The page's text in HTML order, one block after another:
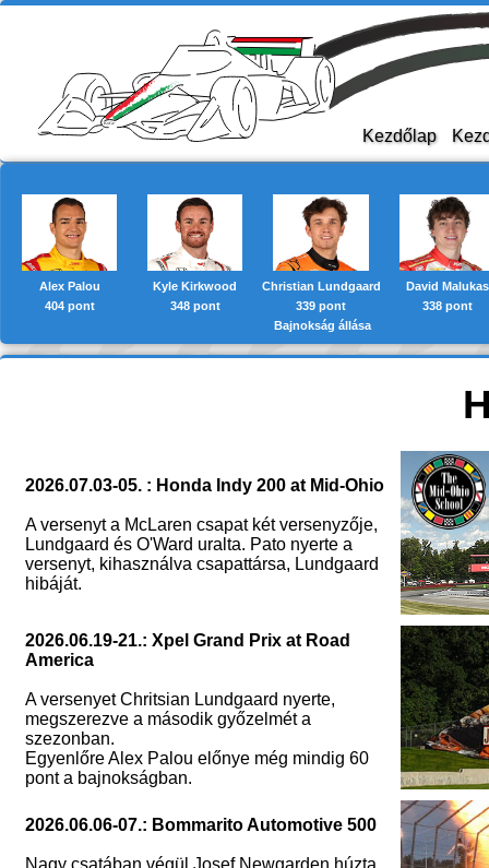
Kezdőlap
Alex Palou Kyle Kirkwood Christian Lundgaard
David Malukas
404 pont
348 pont 339 pont
338 pont
Bajnokság állása
2026.07.03-05. : Honda Indy 200 at Mid-Ohio
A versenyt a McLaren csapat két versenyzője,
Lundgaard és O'Ward uralta. Pato nyerte a
versenyt, kihasználva csapattársa, Lundgaard
hibáját.
2026.06.19-21.: Xpel Grand Prix at Road
America
A versenyet Chritsian Lundgaard nyerte,
megszerezve a második győzelmét a
szezonban.
Egyenlőre Alex Palou előnye még mindig 60
pont a bajnokságban.
2026.06.06-07.: Bommarito Automotive 500